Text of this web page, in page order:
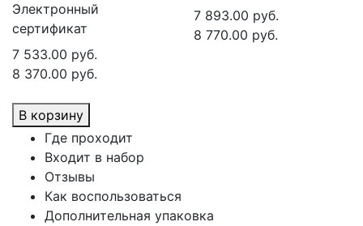
Электронный
сертификат
7 533.00 руб.
8 370.00 руб.
7 893.00 руб.
8 770.00 руб.
В корзину
Где проходит
Входит в набор
Отзывы
Как воспользоваться
Дополнительная упаковка